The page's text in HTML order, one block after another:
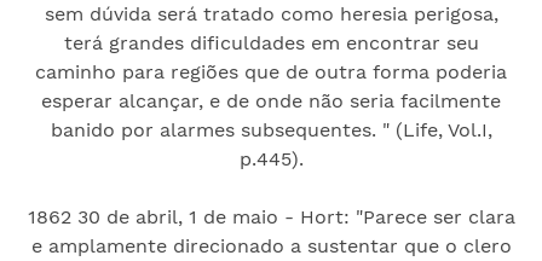
sem dúvida será tratado como heresia perigosa,
terá grandes dificuldades em encontrar seu
caminho para regiões que de outra forma poderia
esperar alcançar, e de onde não seria facilmente
banido por alarmes subsequentes. " (Life, Vol.I,
p.445).
1862 30 de abril, 1 de maio - Hort: "Parece ser clara
e amplamente direcionado a sustentar que o clero